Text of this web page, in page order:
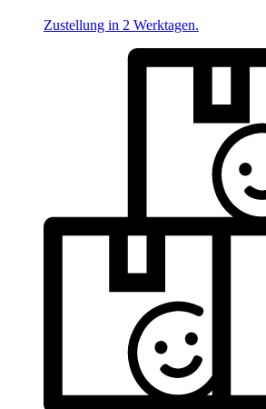
Zustellung in 2 Werktagen.